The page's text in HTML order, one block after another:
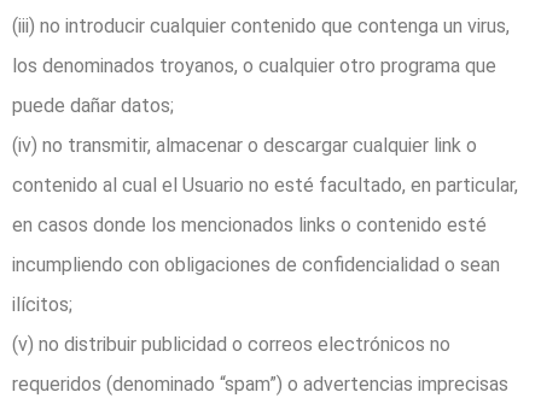
(iii) no introducir cualquier contenido que contenga un virus,
los denominados troyanos, o cualquier otro programa que
puede dañar datos;
(iv) no transmitir, almacenar o descargar cualquier link o
contenido al cual el Usuario no esté facultado, en particular,
en casos donde los mencionados links o contenido esté
incumpliendo con obligaciones de confidencialidad o sean
ilícitos;
(v) no distribuir publicidad o correos electrónicos no
requeridos (denominado “spam”) o advertencias imprecisas